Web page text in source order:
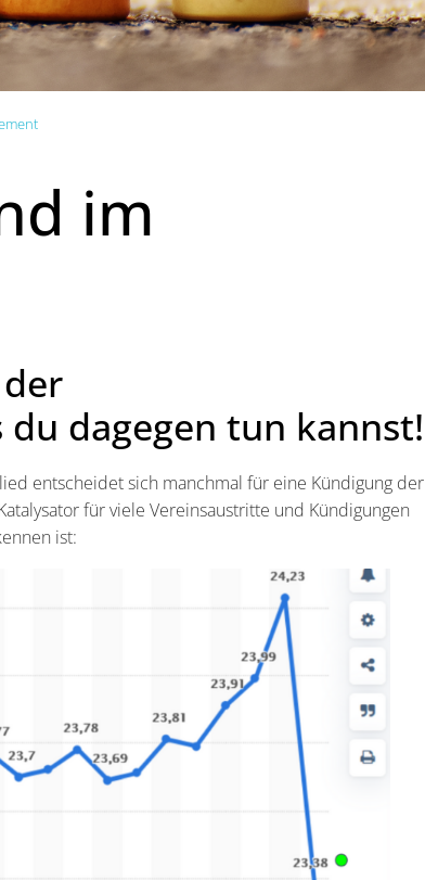
im
dagegen tun kannst!
entscheidet sich manchmal für eine Kündigung der
für viele Vereinsaustritte und Kündigungen
ist: